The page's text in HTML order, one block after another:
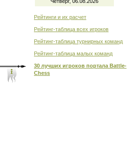
Рейтинги и их расчет
Рейтинг-таблица всех игроков
Рейтинг-таблица турнирных команд
Рейтинг-таблица малых команд
30 лучших игроков портала Battle-
Chess